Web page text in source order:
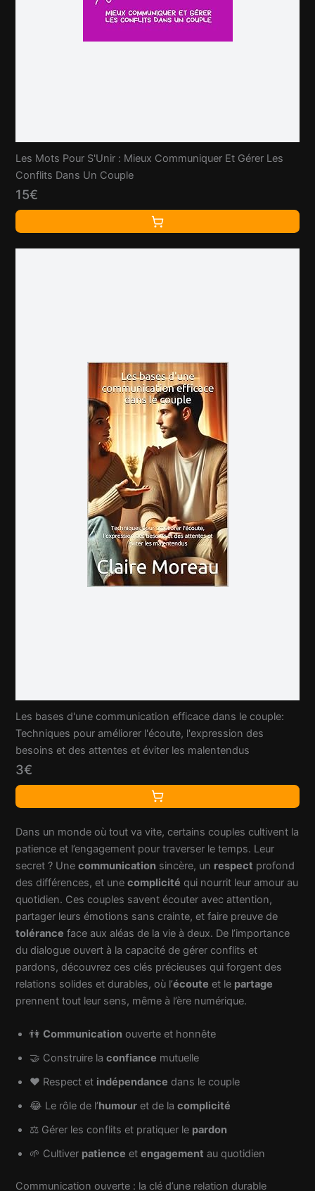
Les Mots Pour S'Unir : Mieux Communiquer Et Gérer Les
Conflits Dans Un Couple
15€
Les bases d'une communication efficace dans le couple:
Techniques pour améliorer l'écoute, l'expression des
besoins et des attentes et éviter les malentendus
3€
Dans un monde où tout va vite, certains couples cultivent la
patience et l’engagement pour traverser le temps. Leur
secret ? Unecommunication sincère, un respect profond
des différences, et unecomplicité qui nourrit leur amour au
quotidien. Ces couples savent écouter avec attention,
partager leurs émotions sans crainte, et faire preuve de
tolérance face aux aléas de la vie à deux. De l’importance
du dialogue ouvert à la capacité de gérer conflits et
pardons, découvrez ces clés précieuses qui forgent des
relations solides et durables, où l’écoute et le partage
prennent tout leur sens, même à l’ère numérique.
👫Communication ouverte et honnête
🤝 Construire laconfiance mutuelle
❤️ Respect et indépendance dans le couple
😂 Le rôle de l’humour et de lacomplicité
⚖️ Gérer les conflits et pratiquer le pardon
🌱 Cultiver patience etengagement au quotidien
Communication ouverte : la clé d’une relation durable